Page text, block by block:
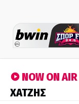
NOW ON AIR
ΧΑΤΖΗΣ